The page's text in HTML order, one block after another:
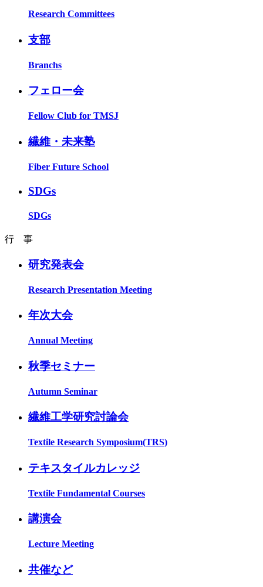
Research Committees
支部
Branchs
フェロー会
Fellow Club for TMSJ
繊維・未来塾
Fiber Future School
SDGs
SDGs
行 事
研究発表会
Research Presentation Meeting
年次大会
Annual Meeting
秋季セミナー
Autumn Seminar
繊維工学研究討論会
Textile Research Symposium(TRS)
テキスタイルカレッジ
Textile Fundamental Courses
講演会
Lecture Meeting
共催など